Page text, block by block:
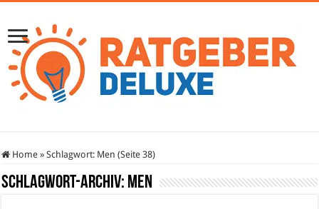
Home » Schlagwort: Men (Seite 38)
Schlagwort-Archiv: Men